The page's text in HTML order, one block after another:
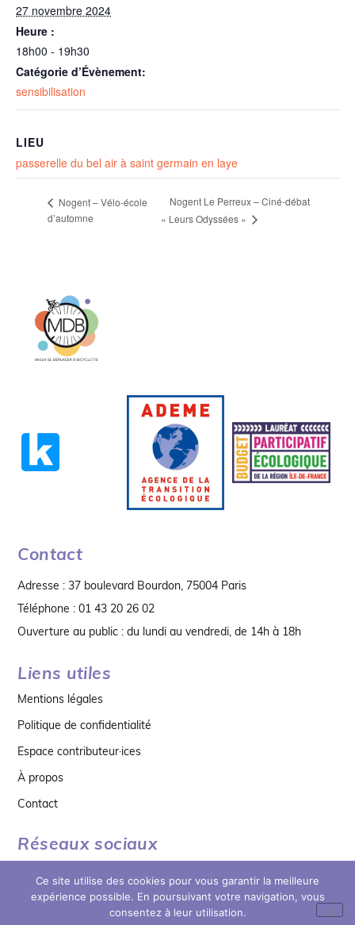
27 novembre 2024
Heure :
18h00 - 19h30
Catégorie d’Évènement:
sensibilisation
LIEU
passerelle du bel air à saint germain en laye
Nogent – Vélo-école
d’automne
Nogent Le Perreux – Ciné-débat
« Leurs Odyssées »
Contact
Adresse : 37 boulevard Bourdon, 75004 Paris
Téléphone : 01 43 20 26 02
Ouverture au public : du lundi au vendredi, de 14h à 18h
Liens utiles
Mentions légales
Politique de confidentialité
Espace contributeur·ices
À propos
Contact
Réseaux sociaux
Ce site utilise des cookies pour vous garantir la meilleure
expérience possible. En poursuivant votre navigation, vous
consentez à leur utilisation.